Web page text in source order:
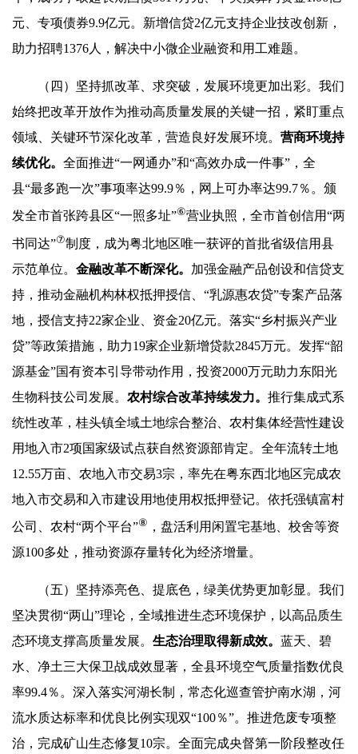
元、专项债券9.9亿元。新增信贷2亿元支持企业技改创新，
助力招聘1376人，解决中小微企业融资和用工难题。
（四）坚持抓改革、求突破，发展环境更加出彩。我们
始终把改革开放作为推动高质量发展的关键一招，紧盯重点
领域、关键环节深化改革，营造良好发展环境。 营商环境持
续优化。 全面推进“一网通办”和“高效办成一件事”，全
县“最多跑一次”事项率达99.9％，网上可办率达99.7％。颁
发全市首张跨县区“一照多址”⑥营业执照，全市首创信用“两
书同达”⑦制度，成为粤北地区唯一获评的首批省级信用县
示范单位。 金融改革不断深化。 加强金融产品创设和信贷支
持，推动金融机构林权抵押授信、“乳源惠农贷”专案产品落
地，授信支持22家企业、资金20亿元。落实“乡村振兴产业
贷”等政策措施，助力19家企业新增贷款2845万元。发挥“韶
源基金”国有资本引导带动作用，投资2000万元助力东阳光
生物科技公司发展。 农村综合改革持续发力。 推行集成式系
统性改革，桂头镇全域土地综合整治、农村集体经营性建设
用地入市2项国家级试点获自然资源部肯定。全年流转土地
12.55万亩、农地入市交易3宗，率先在粤东西北地区完成农
地入市交易和入市建设用地使用权抵押登记。依托强镇富村
公司、农村“两个平台”⑧ ，盘活利用闲置宅基地、校舍等资
源100多处，推动资源存量转化为经济增量。
（五）坚持添亮色、提底色，绿美优势更加彰显。我们
坚决贯彻“两山”理论，全域推进生态环境保护，以高品质生
态环境支撑高质量发展。 生态治理取得新成效。 蓝天、碧
水、净土三大保卫战成效显著，全县环境空气质量指数优良
率99.4％。深入落实河湖长制，常态化巡查管护南水湖，河
流水质达标率和优良比例实现双“100％”。推进危废专项整
治，完成矿山生态修复10宗。全面完成央督第一阶段整改任